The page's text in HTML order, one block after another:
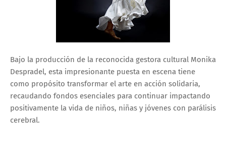
Bajo la producción de la reconocida gestora cultural Monika
Despradel, esta impresionante puesta en escena tiene
como propósito transformar el arte en acción solidaria,
recaudando fondos esenciales para continuar impactando
positivamente la vida de niños, niñas y jóvenes con parálisis
cerebral.